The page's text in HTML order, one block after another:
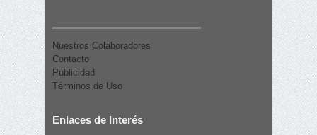
Nuestros Colaboradores
Contacto
Publicidad
Términos de Uso
Enlaces de Interés